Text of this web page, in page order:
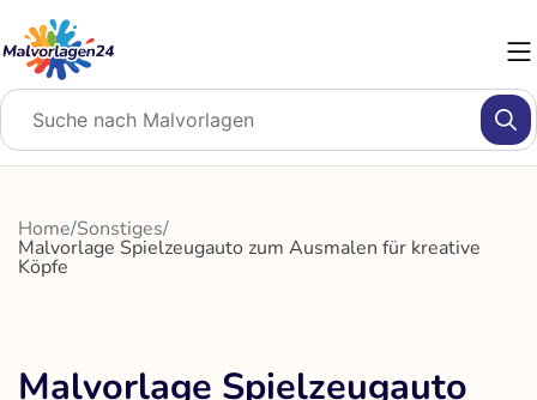
Inhalt
springen
Home/Sonstiges/
Malvorlage Spielzeugauto zum Ausmalen für kreative
Köpfe
Malvorlage Spielzeugauto